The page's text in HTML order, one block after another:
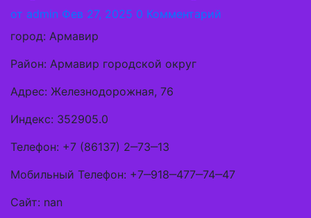
от admin Фев 27, 2025 0 Комментарий
город: Армавир
Район: Армавир городской округ
Адрес: Железнодорожная, 76
Индекс: 352905.0
Телефон: +7 (86137) 2‒73‒13
Мобильный Телефон: +7‒918‒477‒74‒47
Сайт: nan